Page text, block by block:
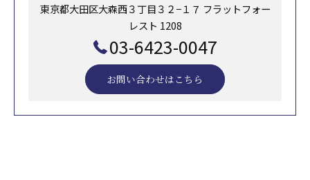
東京都大田区大森西３丁目３２−１７ フラットフォー
レスト 1208
03-6423-0047
お問い合わせはこちら